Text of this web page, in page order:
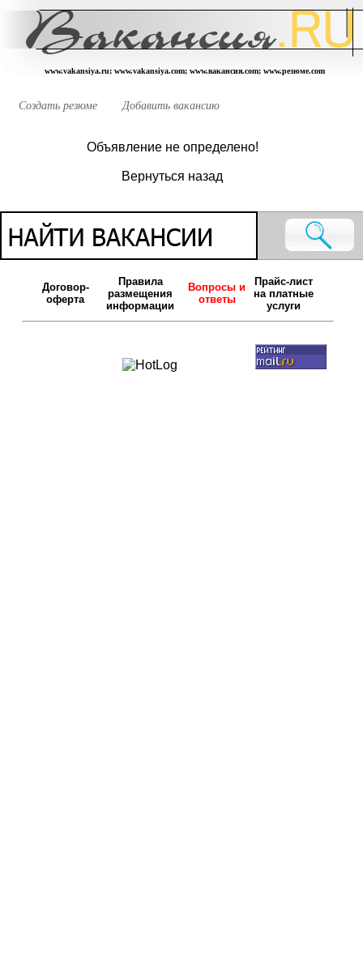
www.vakansiya.ru; www.vakansiya.com; www.вакансия.com; www.резюме.com
Создать резюме Добавить вакансию
Объявление не определено!
Вернуться назад
Договор-
оферта
Правила
размещения
информации
Вопросы и
ответы
Прайс-лист
на платные
услуги